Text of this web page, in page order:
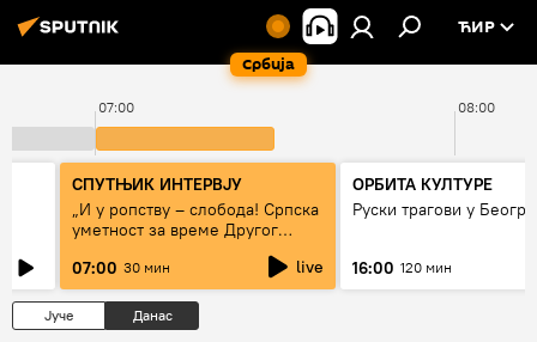
Србија
ЋИР
07:00 08:00
СПУТЊИК ИНТЕРВЈУ
„И у ропству – слобода! Српска
уметност за време Другог
07:00 30 мин live
ОРБИТА КУЛТУРЕ
Руски трагови у
16:00 120 мин
Јуче Данас